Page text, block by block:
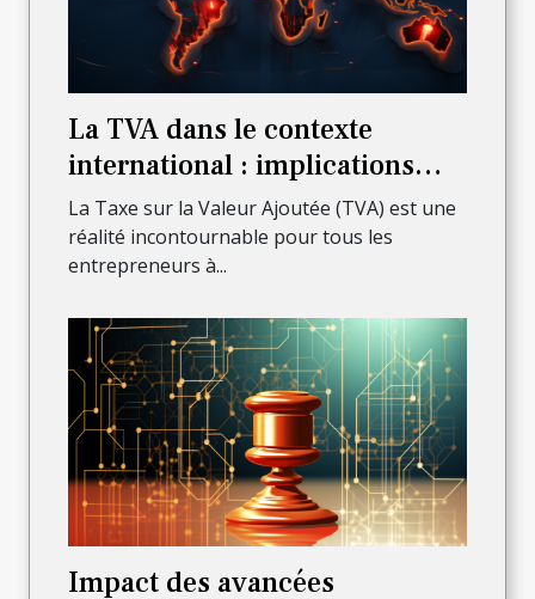
La TVA dans le contexte
international : implications
pour les auto-entrepreneurs
La Taxe sur la Valeur Ajoutée (TVA) est une
réalité incontournable pour tous les
entrepreneurs à...
Impact des avancées